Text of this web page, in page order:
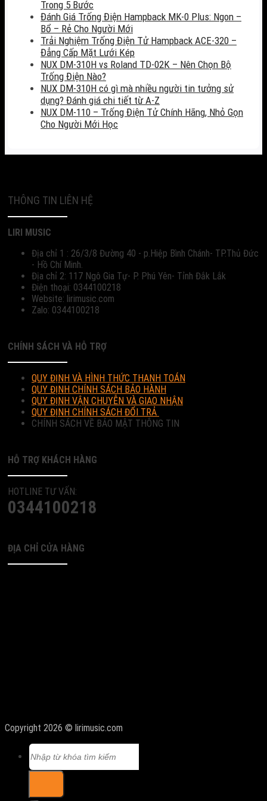
Trong 5 Bước
Đánh Giá Trống Điện Hampback MK-0 Plus: Ngon –
Bổ – Rẻ Cho Người Mới
Trải Nghiệm Trống Điện Tử Hampback ACE-320 –
Đẳng Cấp Mặt Lưới Kép
NUX DM-310H vs Roland TD-02K – Nên Chọn Bộ
Trống Điện Nào?
NUX DM-310H có gì mà nhiều người tin tưởng sử
dụng? Đánh giá chi tiết từ A-Z
NUX DM-110 – Trống Điện Tử Chính Hãng, Nhỏ Gọn
Cho Người Mới Học
THÔNG TIN LIÊN HỆ
LIRI MUSIC
Địa chỉ 1 : 26/3/8 Đường 40 - p.Hiệp Bình Chánh- TP.Thủ Đức
- Hồ Chí Minh.
Địa chỉ 2: 117 Ngô Gia Tự- P. Phú Yên- Tỉnh Đắk Lắk
Điện thoại: 0344100218
Website: lirimusic.com
Zalo: 0344100218
CHÍNH SÁCH VÀ HỖ TRỢ
QUY ĐỊNH VÀ HÌNH THỨC THANH TOÁN
QUY ĐỊNH CHÍNH SÁCH BẢO HÀNH
QUY ĐỊNH VẬN CHUYỄN VÀ GIAO NHẬN
QUY ĐỊNH CHÍNH SÁCH ĐỔI TRẢ
CHÍNH SÁCH VỀ BẢO MẬT THÔNG TIN
HỖ TRỢ KHÁCH HÀNG
HOTLINE TƯ VẤN:
0344100218
ĐỊA CHỈ CỬA HÀNG
Copyright 2026 © lirimusic.com
Tìm
kiếm: